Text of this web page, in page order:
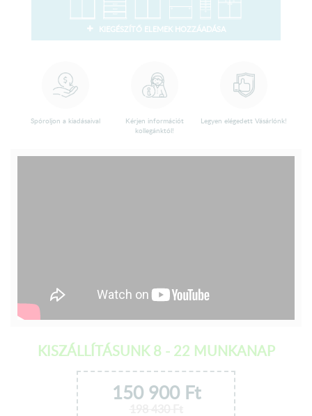
KIEGÉSZÍTŐ ELEMEK HOZZÁADÁSA
Spóroljon a kiadásaival
Kérjen információt
kollegánktól!
Legyen elégedett Vásárlónk!
KISZÁLLÍTÁSUNK 8 - 22 MUNKANAP
150 900Ft